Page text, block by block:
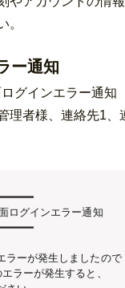
。
ー通知
グインエラー通知
理者様、連絡先1
グインエラ
ラーが発生しましたので
ラーが発生すると、